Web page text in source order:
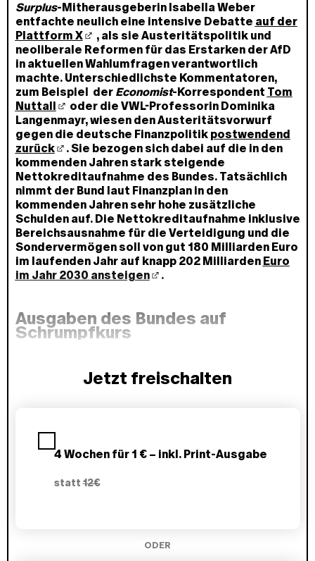
Surplus-Mitherausgeberin Isabella Weber
entfachte neulich eine intensive Debatte auf der
Plattform X
, als sie Austeritätspolitik und
neoliberale Reformen für das Erstarken der AfD
in aktuellen Wahlumfragen verantwortlich
machte. Unterschiedlichste Kommentatoren,
zum Beispiel der Economist-Korrespondent Tom
Nuttall
oder die VWL-Professorin Dominika
Langenmayr, wiesen den Austeritätsvorwurf
gegen die deutsche Finanzpolitik postwendend
zurück
. Sie bezogen sich dabei auf die in den
kommenden Jahren stark steigende
Nettokreditaufnahme des Bundes. Tatsächlich
nimmt der Bund laut Finanzplan in den
kommenden Jahren sehr hohe zusätzliche
Schulden auf. Die Nettokreditaufnahme inklusive
Bereichsausnahme für die Verteidigung und die
Sondervermögen soll von gut 180 Milliarden Euro
im laufenden Jahr auf knapp 202 Milliarden Euro
im Jahr 2030 ansteigen
.
Ausgaben des Bundes auf
Schrumpfkurs
Jetzt freischalten
4 Wochen für 1 € – inkl. Print-Ausgabe
statt12€
ODER